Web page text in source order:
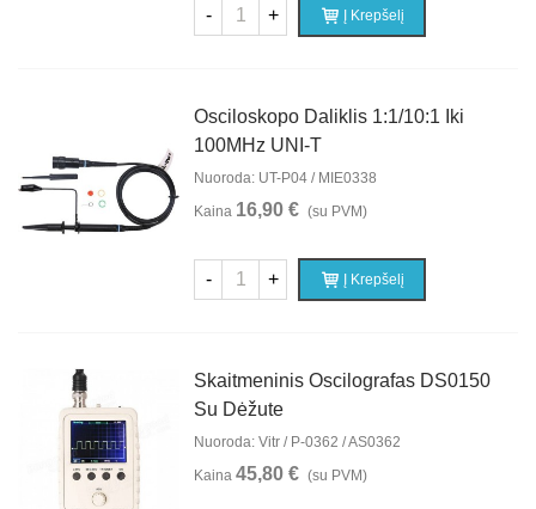
- + Į Krepšelį
Osciloskopo Daliklis 1:1/10:1 Iki
100MHz UNI-T
Nuoroda: UT-P04 / MIE0338
Kaina 16,90 € (su PVM)
- + Į Krepšelį
Skaitmeninis Oscilografas DS0150
Su Dėžute
Nuoroda: Vitr / P-0362 / AS0362
Kaina45,80 € (su PVM)